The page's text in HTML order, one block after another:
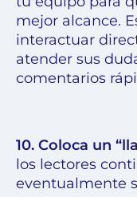
mejor alcance.
interactuar
atender sus
comentarios
10. Coloca un
los lectores
eventualmente